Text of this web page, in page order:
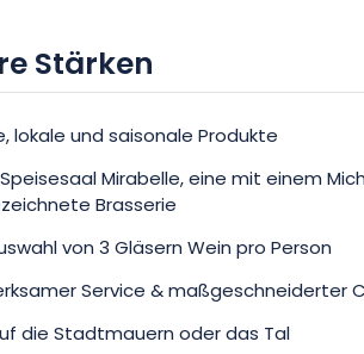
Stärken
lokale und saisonale Produkte
Mirabelle, eine mit einem
Brasserie
von 3 Gläsern Wein pro Person
Service & maßgeschneiderter
die Stadtmauern oder das Tal